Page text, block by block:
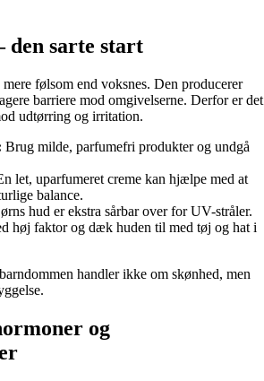
den sarte start
følsom end voksnes. Den producerer
barriere mod omgivelserne. Derfor er det
udtørring og irritation.
Brug milde, parfumefri produkter og undgå
let, uparfumeret creme kan hjælpe med at
balance.
hud er ekstra sårbar over for UV-stråler.
høj faktor og dæk huden til med tøj og hat i
handler ikke om skønhed, men
og